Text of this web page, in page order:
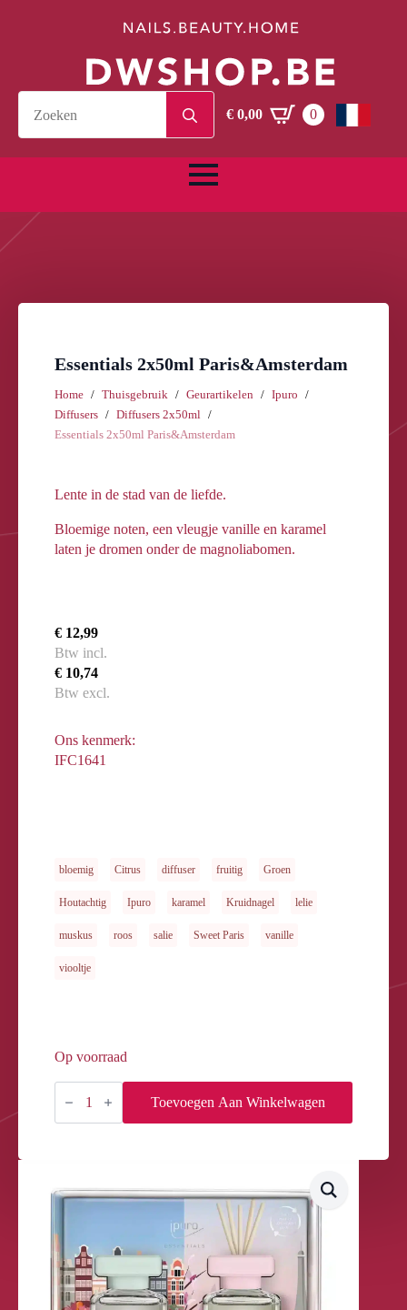
for:€0,00 0
Essentials 2x50ml Paris&Amsterdam
Home Thuisgebruik Geurartikelen
Ipuro
Diffusers
Diffusers 2x50ml
Essentials 2x50ml Paris&Amsterdam
Lente in de stad van de liefde.
Bloemige noten, een vleugje vanille en karamel
laten je dromen onder de magnoliabomen.
€ 12,99
Btw incl.
€ 10,74
Btw excl.
Ons kenmerk:
IFC1641
bloemig Citrus diffuser fruitig Groen
Houtachtig Ipuro karamel Kruidnagel lelie
muskus roos salie Sweet Paris vanille
viooltje
Op voorraad
Essentials
2x50ml
Toevoegen Aan Winkelwagen